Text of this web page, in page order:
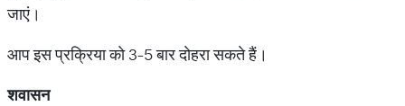
जाएं।
आप इस प्रक्रिया काे 3-5 बार दाेहरा सकते हैं।
शवासन